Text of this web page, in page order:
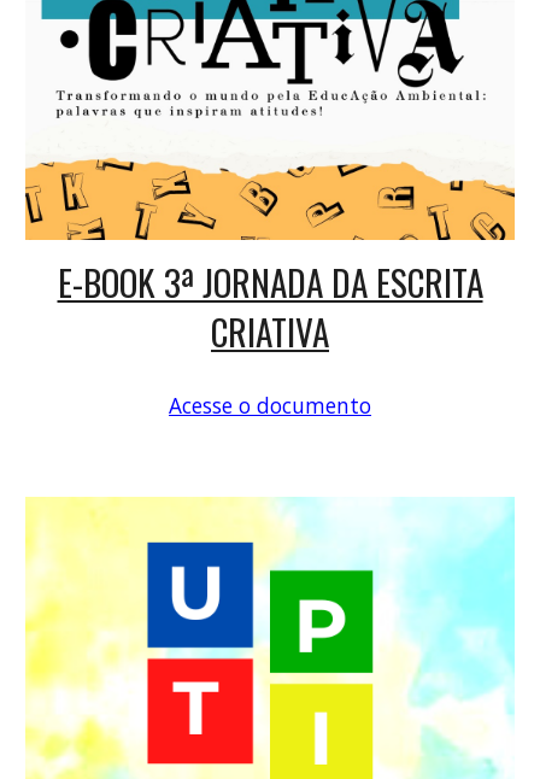
E-BOOK 3ª JORNADA DA ESCRITA
CRIATIVA
Acesse o documento